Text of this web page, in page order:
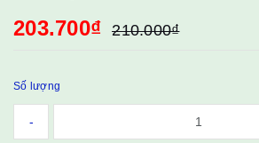
203.700₫ 210.000₫
Số lượng
-